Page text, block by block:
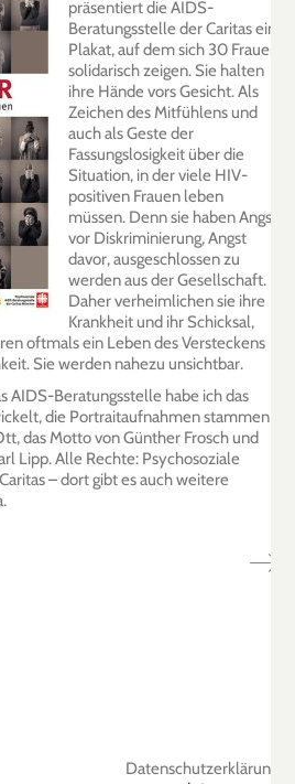
präsentiert die AIDS-
Beratungsstelle der Caritas ein
Plakat, auf dem sich 30 Frauen
solidarisch zeigen. Sie halten
ihre Hände vors Gesicht. Als
Zeichen des Mitfühlens und
auch als Geste der
Fassungslosigkeit über die
Situation, in der viele HIV-
positiven Frauen leben
müssen. Denn sie haben Angst
vor Diskriminierung, Angst
davor, ausgeschlossen zu
werden aus der Gesellschaft.
Daher verheimlichen sie ihre
Krankheit und ihr Schicksal,
oftmals ein Leben des Versteckens
Sie werden nahezu unsichtbar.
AIDS-Beratungsstelle habe ich das
die Portraitaufnahmen stammen
das Motto von Günther Frosch und
Lipp. Alle Rechte: Psychosoziale
– dort gibt es auch weitere
Datenschutzerklärung